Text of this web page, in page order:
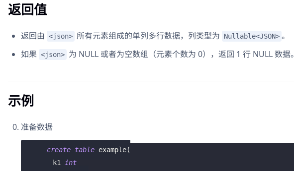
返回值
返回由 <json> 所有元素组成的单列多行数据，列类型为 Nullable<JSON> 。
如果 <json> 为 NULL 或者为空数组（元素个数为 0），返回 1 行 NULL 数据。
示例
准备数据
create table example(
        k1
int